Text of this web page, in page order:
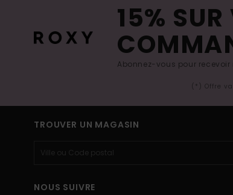
15%
Abonnez-vous pour
(*) Offre
TROUVER UN MAGASIN
NOUS SUIVRE